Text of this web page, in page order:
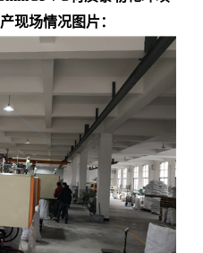
现场情况图片：